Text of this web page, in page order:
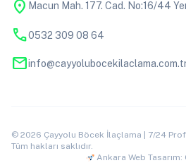
location_on Macun Mah. 177. Cad. No:16/44
phone0532 309 08 64
mail
© 2026 Çayyolu Böcek İlaçlama | 7/24
Tüm hakları saklıdır.
Ankara Web Tasarım: